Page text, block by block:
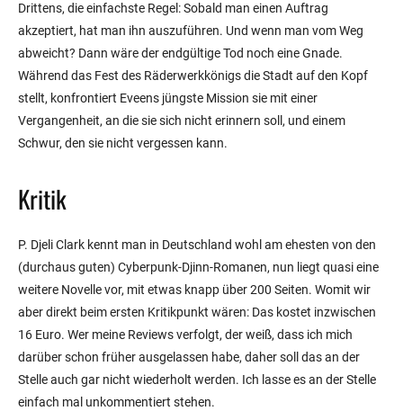
Drittens, die einfachste Regel: Sobald man einen Auftrag
akzeptiert, hat man ihn auszuführen. Und wenn man vom Weg
abweicht? Dann wäre der endgültige Tod noch eine Gnade.
Während das Fest des Räderwerkkönigs die Stadt auf den Kopf
stellt, konfrontiert Eveens jüngste Mission sie mit einer
Vergangenheit, an die sie sich nicht erinnern soll, und einem
Schwur, den sie nicht vergessen kann.
Kritik
P. Djeli Clark kennt man in Deutschland wohl am ehesten von den
(durchaus guten) Cyberpunk-Djinn-Romanen, nun liegt quasi eine
weitere Novelle vor, mit etwas knapp über 200 Seiten. Womit wir
aber direkt beim ersten Kritikpunkt wären: Das kostet inzwischen
16 Euro. Wer meine Reviews verfolgt, der weiß, dass ich mich
darüber schon früher ausgelassen habe, daher soll das an der
Stelle auch gar nicht wiederholt werden. Ich lasse es an der Stelle
einfach mal unkommentiert stehen.